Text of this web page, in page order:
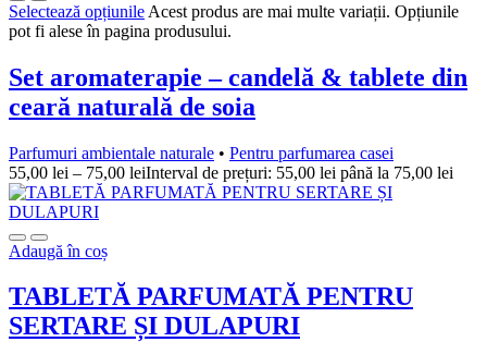
Selectează opțiunile Acest produs are mai multe variații. Opțiunile
pot fi alese în pagina produsului.
Set aromaterapie – candelă & tablete din
ceară naturală de soia
Parfumuri ambientale naturale • Pentru parfumarea casei
55,00 lei – 75,00 leiInterval de prețuri: 55,00 lei până la 75,00 lei
Adaugă în coș
TABLETĂ PARFUMATĂ PENTRU
SERTARE ȘI DULAPURI